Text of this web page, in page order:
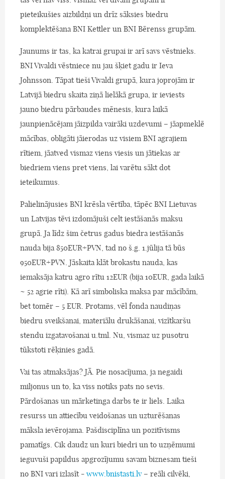
pieteikušies aizbildņi un drīz sāksies biedru
komplektēšana BNI Kettler un BNI Bērenss grupām.
Jaunums ir tas, ka katrai grupai ir arī savs vēstnieks.
BNI Vivaldi vēstniece nu jau šķiet gadu ir Ieva
Johnsson. Tāpat tieši Vivaldi grupā, kura joprojām ir
Latvijā biedru skaita ziņā lielākā grupa, ir ieviests
jauno biedru pārbaudes mēnesis, kura laikā
jaunpienācējam jāizpilda vairāki uzdevumi – jāapmeklē
mācības, obligāti jāierodas uz visiem BNI agrajiem
rītiem, jāatved vismaz viens viesis un jātiekas ar
biedriem viens pret viens, lai varētu sākt dot
ieteikumus.
Palielinājusies BNI krēsla vērtība, tāpēc BNI Lietuvas
un Latvijas tēvi izdomājuši celt iestāšanās maksu
grupā. Ja līdz šim četrus gadus biedra iestāšanās
nauda bija 850EUR+PVN, tad no š.g. 1.jūlija tā būs
950EUR+PVN. Jāskaita klāt brokastu nauda, kas
iemaksāja katru agro rītu 12EUR (bija 10EUR, gada laikā
~ 52 agrie rīti). Kā arī simboliska maksa par mācībām,
bet tomēr – 5 EUR. Protams, vēl fonda naudiņas
biedru sveikšanai, materiālu drukāšanai, vizītkaršu
stendu izgatavošanai u.tml. Nu, vismaz uz pusotru
tūkstoti rēķinies gadā.
Vai tas atmaksājas? JĀ. Pie nosacījuma, ja negaidi
miljonus un to, ka viss notiks pats no sevis.
Pārdošanas un mārketinga darbs te ir liels. Laika
resurss un attiecību veidošanas un uzturēšanas
māksla ievērojama. Pašdisciplīna un pozitīvisms
pamatīgs. Cik daudz un kuri biedri un to uzņēmumi
ieguvuši papildus apgrozījumu savam biznesam tieši
no BNI vari izlasīt - www.bnistasti.lv– reāli cilvēki,